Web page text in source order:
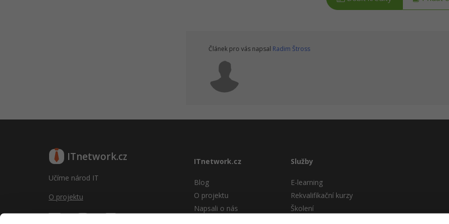
Článek pro vás napsal Radim Štross
ITnetwork.cz
Učíme národ IT
O projektu
ITnetwork.cz
Blog
O projektu
Napsali o nás
Služby
E-learning
Rekvalifikační kurzy
Školení